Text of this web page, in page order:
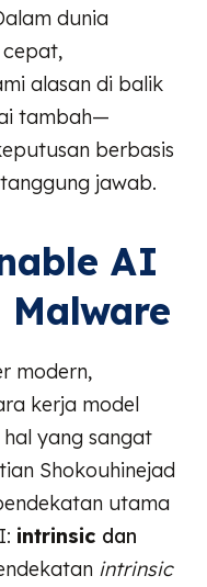
dunia
cepat,
alasan di balik
tambah—
berbasis
jawab.
AI
modern,
kerja model
yang sangat
Shokouhinejad
utama
intrinsic dan
intrinsic